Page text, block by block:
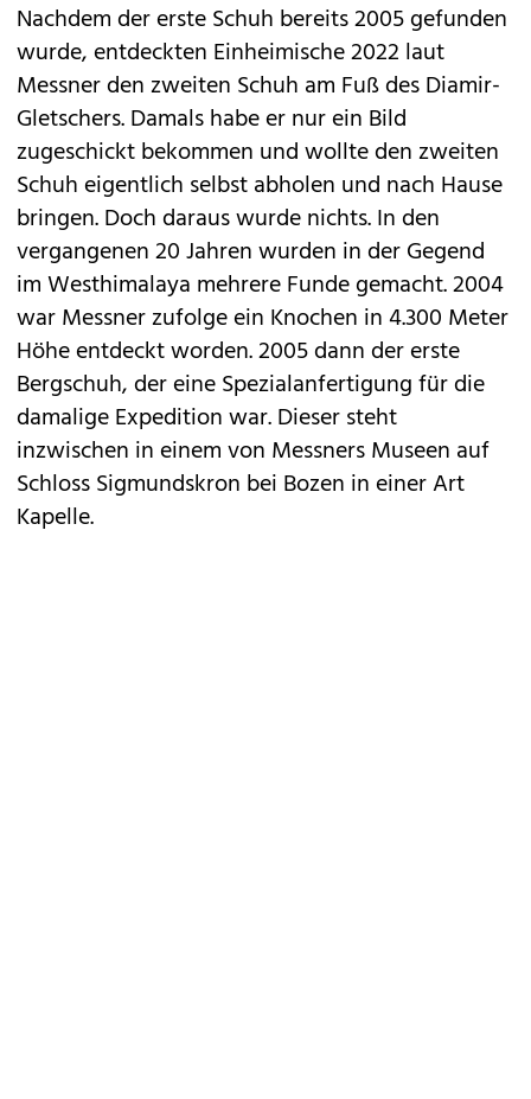
Nachdem der erste Schuh bereits 2005 gefunden
wurde, entdeckten Einheimische 2022 laut
Messner den zweiten Schuh am Fuß des Diamir-
Gletschers. Damals habe er nur ein Bild
zugeschickt bekommen und wollte den zweiten
Schuh eigentlich selbst abholen und nach Hause
bringen. Doch daraus wurde nichts. In den
vergangenen 20 Jahren wurden in der Gegend
im Westhimalaya mehrere Funde gemacht. 2004
war Messner zufolge ein Knochen in 4.300 Meter
Höhe entdeckt worden. 2005 dann der erste
Bergschuh, der eine Spezialanfertigung für die
damalige Expedition war. Dieser steht
inzwischen in einem von Messners Museen auf
Schloss Sigmundskron bei Bozen in einer Art
Kapelle.